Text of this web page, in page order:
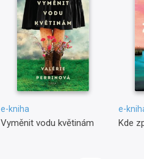
e-kniha
Vyměnit vodu květinám
e-
Kde